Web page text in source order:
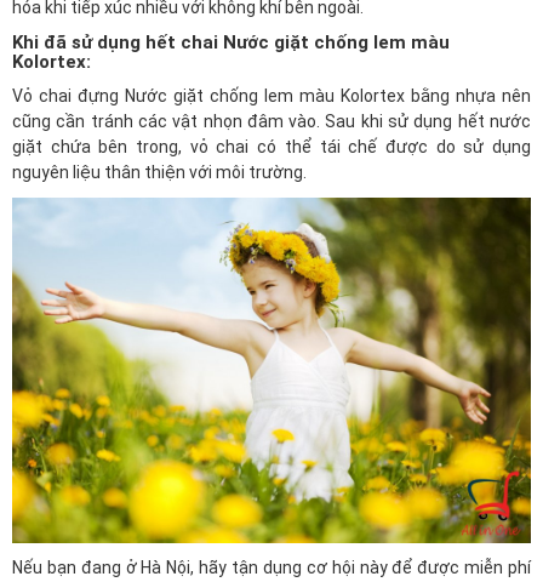
hóa khi tiếp xúc nhiều với không khí bên ngoài.
Khi đã sử dụng hết chai Nước giặt chống lem màu
Kolortex:
Vỏ chai đựng Nước giặt chống lem màu Kolortex bằng nhựa nên
cũng cần tránh các vật nhọn đâm vào. Sau khi sử dụng hết nước
giặt chứa bên trong, vỏ chai có thể tái chế được do sử dụng
nguyên liệu thân thiện với môi trường.
Nếu bạn đang ở Hà Nội, hãy tận dụng cơ hội này để được miễn phí